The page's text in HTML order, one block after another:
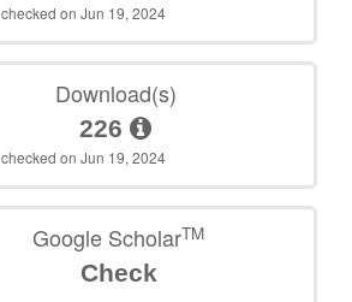
checked on Jun 19, 2024
Download(s)
226
checked on Jun 19, 2024
Google ScholarTM
Check